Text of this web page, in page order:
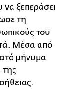
να ξεπεράσει
τη
του
Μέσα από
μήνυμα
της